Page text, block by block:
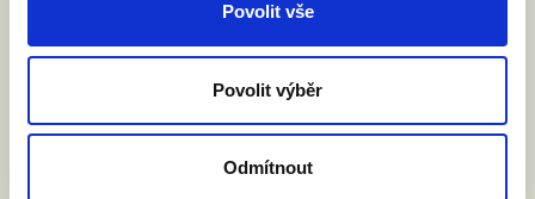
Povolit vše
Povolit výběr
Odmítnout